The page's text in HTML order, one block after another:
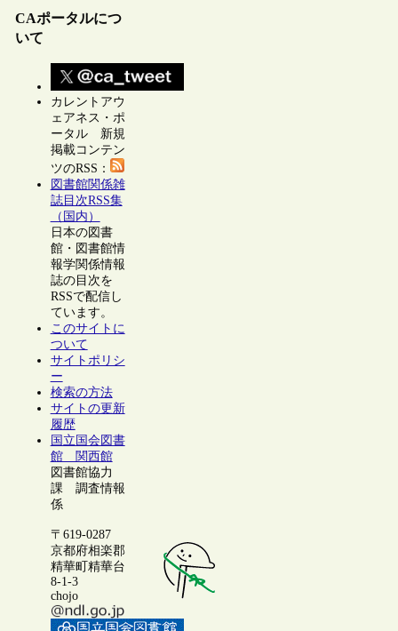
CAポータルにつ
いて
カレントアウ
ェアネス・ポ
ータル 新規
掲載コンテン
ツのRSS：
図書館関係雑
誌目次RSS集
（国内）
日本の図書
館・図書館情
報学関係情報
誌の目次を
RSSで配信し
ています。
このサイトに
ついて
サイトポリシ
ー
検索の方法
サイトの更新
履歴
国立国会図書
館 関西館
図書館協力
課 調査情報
係
〒619-0287
京都府相楽郡
精華町精華台
8-1-3
chojo